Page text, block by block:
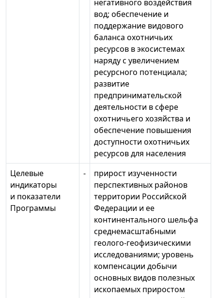
негативного воздействия
вод; обеспечение и
поддержание видового
баланса охотничьих
ресурсов в экосистемах
наряду с увеличением
ресурсного потенциала;
развитие
предпринимательской
деятельности в сфере
охотничьего хозяйства и
обеспечение повышения
доступности охотничьих
ресурсов для населения
Целевые
индикаторы
и показатели
Программы
-
прирост изученности
перспективных районов
территории Российской
Федерации и ее
континентального шельфа
среднемасштабными
геолого-геофизическими
исследованиями; уровень
компенсации добычи
основных видов полезных
ископаемых приростом